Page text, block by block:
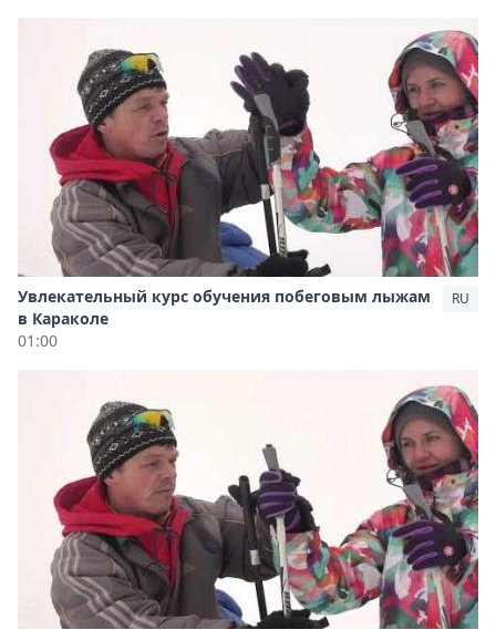
Увлекательный курс обучения побеговым лыжам
в Караколе
01:00
RU